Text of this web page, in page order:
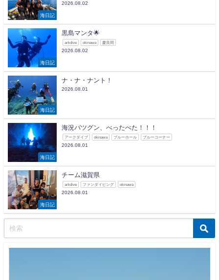
海日記
2026.08.02
海日記
黒島マンタ🌟
arkdive okinawa 慶良間
2026.08.02
海日記
ナ・ナ・ナント！
2026.08.01
海日記
海況バツグン、べったべた！！！
アークダイブ okinawa ブルーホール ブルーコーナー
2026.08.01
海日記
チーム滋賀県
arkdive ファンダイビング okinawa
2026.08.01